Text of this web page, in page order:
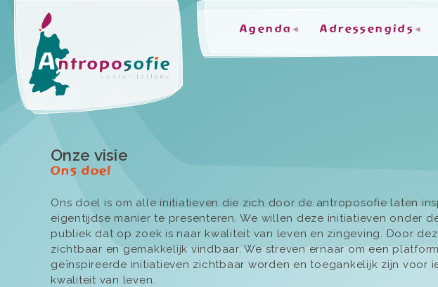
Agenda Adressengids
Onze visie
Ons doel
Ons doel is om alle initiatieven die zich door de antroposofie laten
eigentijdse manier te presenteren. We willen deze initiatieven onder
publiek dat op zoek is naar kwaliteit van leven en zingeving. Door
zichtbaar en gemakkelijk vindbaar. We streven ernaar om een
geïnspireerde initiatieven zichtbaar worden en toegankelijk zijn voor
kwaliteit van leven.